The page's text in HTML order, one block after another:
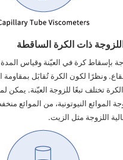
ذات الكرة الساقطة
بإسقاط كرة في العيّنة وقياس
ونظرًا لكون الكرة تُقابَل بمقاومة
تختلف تبعًا للزوجة العيّنة. يمكن
الموائع النيوتونية، من الموائع
اللزوجة مثل الزيت.